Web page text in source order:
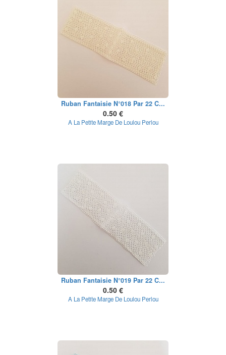
Ruban Fantaisie N°018 Par 22 C...
0.50 €
A La Petite Marge De Loulou Perlou
Ruban Fantaisie N°019 Par 22 C...
0.50 €
A La Petite Marge De Loulou Perlou